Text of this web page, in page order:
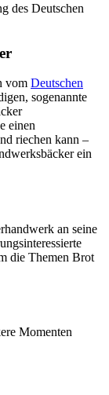
des Deutschen
vom Deutschen
sogenannte
einen
riechen kann –
ein
an seine
die Themen Brot
Momenten